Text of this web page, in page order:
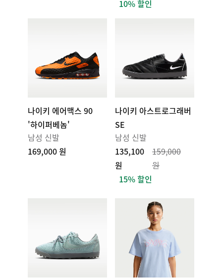
10% 할인
나이키 에어맥스 90
'하이퍼베놈'
남성 신발
169,000 원
나이키 아스트로그래버
SE
남성 신발
135,100
원
159,000
원
15% 할인